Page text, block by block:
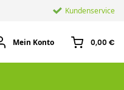
Kundenservice
Mein Konto 0,00 €